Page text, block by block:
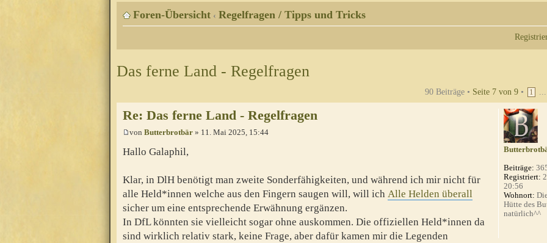
Foren-Übersicht ‹ Regelfragen / Tipps und Tricks
Das ferne Land - Regelfragen
90 Beiträge • Seite 7 von 9 • 1
Re: Das ferne Land - Regelfragen
von Butterbrotbär » 11. Mai 2025, 15:44
Hallo Galaphil,
Klar, in DlH benötigt man zweite Sonderfähigkeiten, und während ich mir nicht für
alle Held*innen welche aus den Fingern saugen will, will ich Alle Helden überall
sicher um eine entsprechende Erwähnung ergänzen.
In DfL könnten sie vielleicht sogar ohne auskommen. Die offiziellen Held*innen da
sind wirklich relativ stark, keine Frage, aber dafür kamen mir die Legenden
Beiträge:
Registriert:
20:56
Wohnort:
Hütte des
natürlich^^